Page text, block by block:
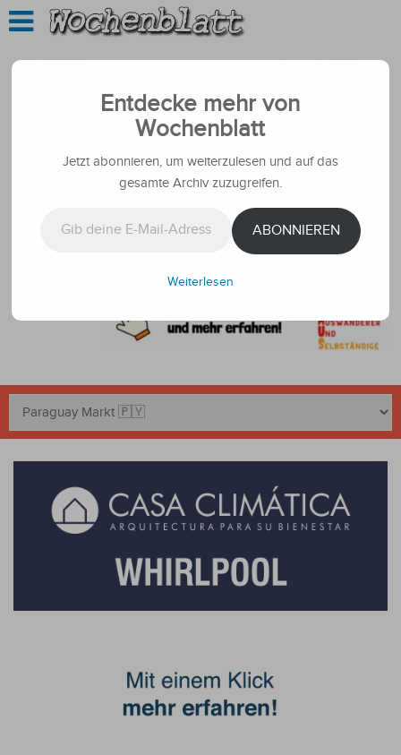
Entdecke mehr von
Wochenblatt
Jetzt abonnieren, um weiterzulesen und auf das
gesamte Archiv zuzugreifen.
ABONNIEREN
Weiterlesen